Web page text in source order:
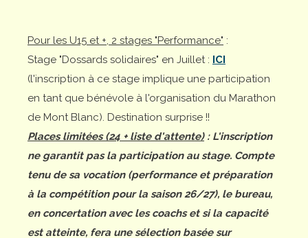
Pour les U15 et +, 2 stages "Performance" :
Stage "Dossards solidaires" en Juillet : ICI
(l'inscription à ce stage implique une participation
en tant que bénévole à l'organisation du Marathon
de Mont Blanc). Destination surprise !!
Places limitées (24 + liste d'attente): L'inscription
ne garantit pas la participation au stage. Compte
tenu de sa vocation (performance et préparation
à la compétition pour la saison 26/27), le bureau,
en concertation avec les coachs et si la capacité
est atteinte, fera une sélection basée sur